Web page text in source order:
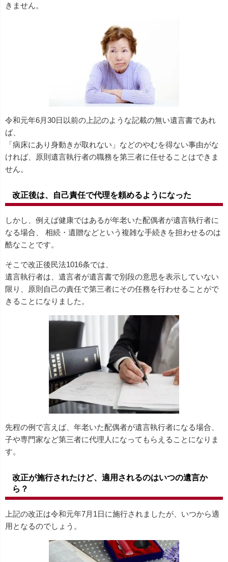
きません。
令和元年6月30日以前の上記のような記載の無い遺言書であれ
ば、
「病床にあり身動きが取れない」などのやむを得ない事由がな
ければ、原則遺言執行者の職務を第三者に任せることはできま
せん。
改正後は、自己責任で代理を頼めるようになった
しかし、例えば健康ではあるが年老いた配偶者が遺言執行者に
なる場合、 相続・遺贈などという複雑な手続きを担わせるのは
酷なことです。
そこで改正後民法1016条では、
遺言執行者は、遺言者が遺言書で別段の意思を表示していない
限り、原則自己の責任で第三者にその任務を行わせることがで
きることになりました。
先程の例で言えば、年老いた配偶者が遺言執行者になる場合、
子や専門家など第三者に代理人になってもらえることになりま
す。
改正が施行されたけど、適用されるのはいつの遺言か
ら？
上記の改正は令和元年7月1日に施行されましたが、いつから適
用となるのでしょう。